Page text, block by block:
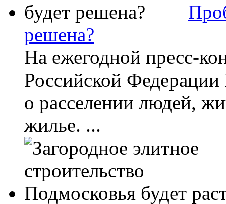
решена?
На ежегодной пресс-
Российской
о расселении людей,
жилье. ...